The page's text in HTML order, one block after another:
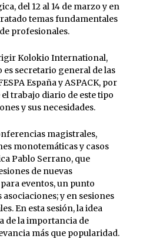
del 12 al 14 de marzo y en
temas fundamentales
profesionales.
Kolokio International,
es secretario general de las
España y ASPACK, por
trabajo diario de este tipo
y sus necesidades.
magistrales,
monotemáticas y casos
Pablo Serrano, que
de nuevas
eventos, un punto
y en sesiones
En esta sesión, la idea
de la importancia de
más que popularidad.